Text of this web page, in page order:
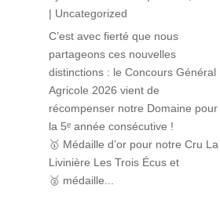
| Uncategorized
C’est avec fierté que nous
partageons ces nouvelles
distinctions : le Concours Général
Agricole 2026 vient de
récompenser notre Domaine pour
la 5ᵉ année consécutive !
🥇 Médaille d’or pour notre Cru La
Livinière Les Trois Écus et
🥈 médaille...